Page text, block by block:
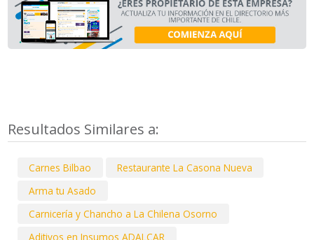
Resultados Similares a:
Carnes Bilbao
Restaurante La Casona Nueva
Arma tu Asado
Carnicería y Chancho a La Chilena Osorno
Aditivos en Insumos ADALCAR